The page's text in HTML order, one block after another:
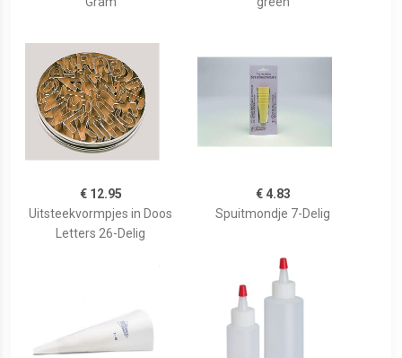
€ 12.95
Uitsteekvormpjes in Doos
Letters 26-Delig
€ 4.83
Spuitmondje 7-Delig